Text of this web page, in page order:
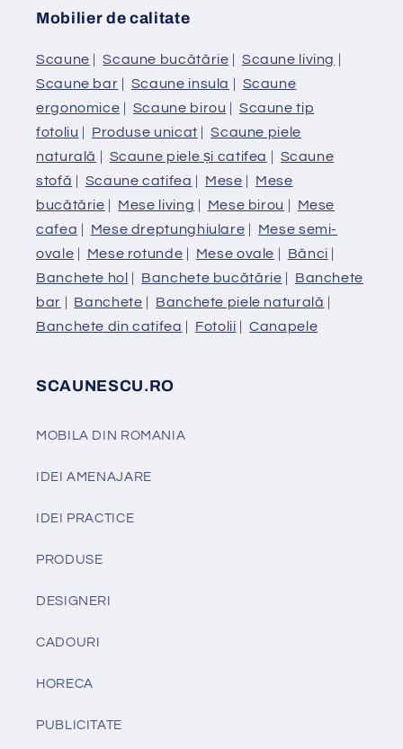
Mobilier de calitate
Scaune |Scaune bucătărie | Scaune living |
Scaune bar | Scaune insula | Scaune
ergonomice | Scaune birou | Scaune tip
fotoliu | Produse unicat |Scaune piele
naturală | Scaune piele și catifea | Scaune
stofă | Scaune catifea | Mese | Mese
bucătărie | Mese living | Mese birou | Mese
cafea | Mese dreptunghiulare | Mese semi-
ovale | Mese rotunde | Mese ovale | Bănci |
Banchete hol | Banchete bucătărie | Banchete
bar | Banchete | Banchete piele naturală |
Banchete din catifea | Fotolii |Canapele
SCAUNESCU.RO
MOBILA DIN ROMANIA
IDEI AMENAJARE
IDEI PRACTICE
PRODUSE
DESIGNERI
CADOURI
HORECA
PUBLICITATE